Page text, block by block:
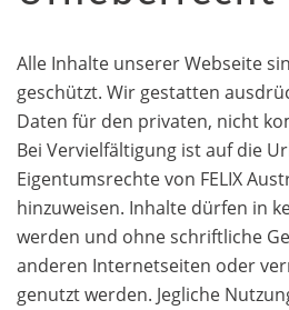
Alle Inhalte unserer Webseite
geschützt. Wir gestatten
Daten für den privaten, nicht
Bei Vervielfältigung ist auf die
Eigentumsrechte von FELIX
hinzuweisen. Inhalte dürfen in
werden und ohne schriftliche
anderen Internetseiten oder
genutzt werden. Jegliche